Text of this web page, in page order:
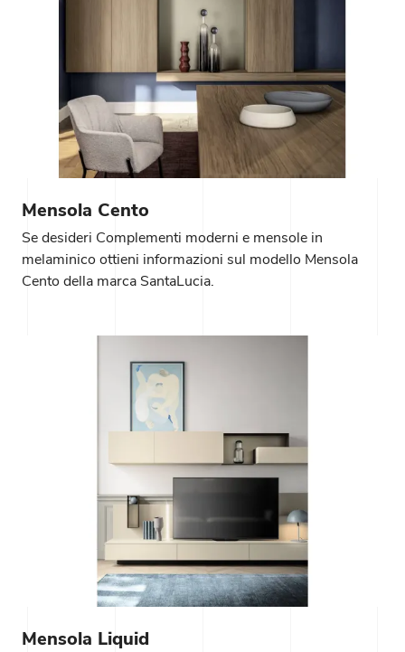
Mensola Cento
Se desideri Complementi moderni e mensole in
melaminico ottieni informazioni sul modello Mensola
Cento della marca SantaLucia.
Mensola Liquid